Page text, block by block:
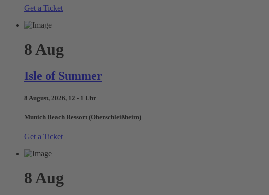
Get a Ticket
8 Aug
Isle of Summer
8 August, 2026, 12 - 1 Uhr
Munich Beach Ressort (Oberschleißheim)
Get a Ticket
8Aug